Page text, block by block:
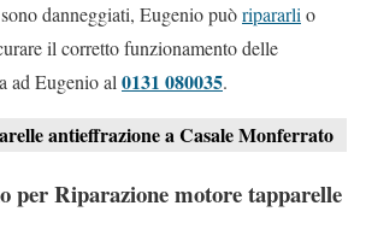
danneggiati, Eugenio puòripararlio
il corretto funzionamento delle
ad Eugenio al0131 080035.
antieffrazione a Casale Monferrato
per Riparazione motore tapparelle